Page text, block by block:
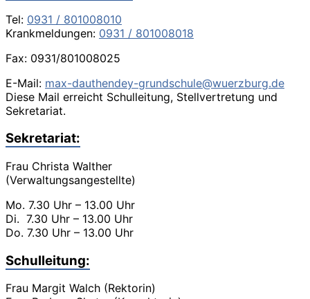
Tel: 0931 / 801008010
Krankmeldungen: 0931 / 801008018
Fax: 0931/801008025
E-Mail: max-dauthendey-grundschule@wuerzburg.de
Diese Mail erreicht Schulleitung, Stellvertretung und
Sekretariat.
Sekretariat:
Frau Christa Walther
(Verwaltungsangestellte)
Mo. 7.30 Uhr – 13.00 Uhr
Di. 7.30 Uhr – 13.00 Uhr
Do. 7.30 Uhr – 13.00 Uhr
Schulleitung:
Frau Margit Walch (Rektorin)